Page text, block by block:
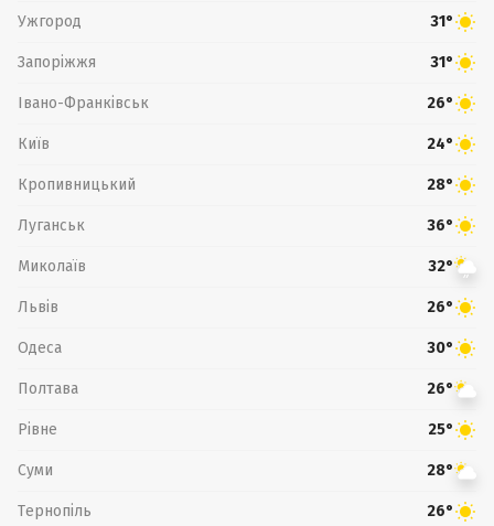
Ужгород 31°
Запоріжжя 31°
Івано-Франківськ 26°
Київ 24°
Кропивницький 28°
Луганськ 36°
Миколаїв 32°
Львів 26°
Одеса 30°
Полтава 26°
Рівне 25°
Суми 28°
Тернопіль 26°